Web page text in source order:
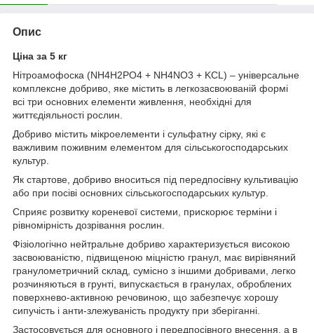
Опис
Ціна за 5 кг
Нітроамофоска (NH4H2PO4 + NH4NO3 + KCL) – універсальне
комплексне добриво, яке містить в легкозасвоюваній формі
всі три основних елементи живлення, необхідні для
життєдіяльності рослин.
Добриво містить мікроелементи і сульфатну сірку, які є
важливим поживним елементом для сільськогосподарських
культур.
Як стартове, добриво вноситься під передпосівну культивацію
або при посіві основних сільськогосподарських культур.
Сприяє розвитку кореневої системи, прискорює терміни і
рівномірність дозрівання рослин.
Фізіологічно нейтральне добриво характеризується високою
засвоюваністю, підвищеною міцністю гранул, має вирівняний
гранулометричний склад, сумісно з іншими добривами, легко
розчиняються в грунті, випускається в гранулах, оброблених
поверхнево-активною речовиною, що забезпечує хорошу
сипучість і анти-злежуваність продукту при зберіганні.
Застосовується для основного і передпосівного внесення, а в